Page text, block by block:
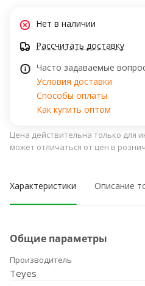
Нет в наличии
Рассчитать доставку
Часто задаваемые
Условия доставки
Способы оплаты
Как купить оптом
Цена действительна только для
может отличаться от цен в
Характеристики Описание
Общие параметры
Производитель
Teyes